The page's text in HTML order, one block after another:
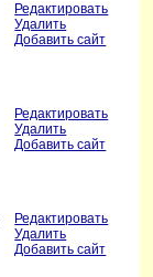
Редактировать
Удалить
Добавить сайт
Редактировать
Удалить
Добавить сайт
Редактировать
Удалить
Добавить сайт